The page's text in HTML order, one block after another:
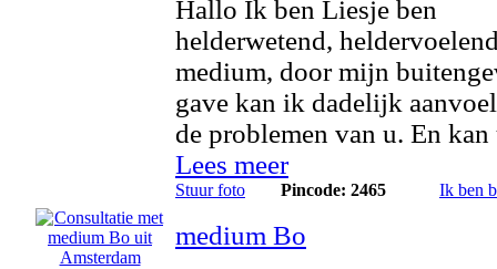
Hallo Ik ben Liesje ben
helderwetend,
medium, door mijn
gave kan ik dadelijk
de problemen van u. En kan
Lees meer
Stuur foto Pincode: 2465 Ik ben
medium Bo